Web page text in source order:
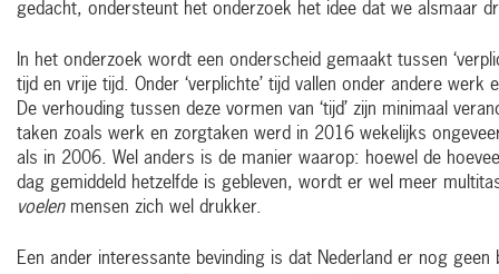
gedacht, ondersteunt het onderzoek het idee dat we alsmaar
In het onderzoek wordt een onderscheid gemaakt tussen
tijd en vrije tijd. Onder ‘verplichte’ tijd vallen onder andere werk
De verhouding tussen deze vormen van ‘tijd’ zijn minimaal
taken zoals werk en zorgtaken werd in 2016 wekelijks
als in 2006. Wel anders is de manier waarop: hoewel de
dag gemiddeld hetzelfde is gebleven, wordt er wel meer
voelenmensen zich wel drukker.
Een ander interessante bevinding is dat Nederland er nog